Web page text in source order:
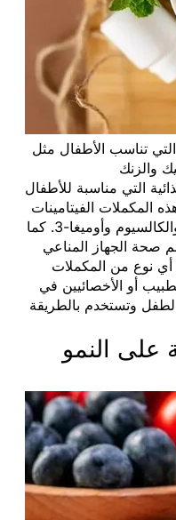
التي تناسب الأطفال مثل
والزنك
التي مناسبة للأطفال
المكملات الفيتامينات
والمعادن مثل فيتامين D والحديد والكالسيوم وأوميغا-3. كما
صحة الجهاز المناعي
أي نوع من المكملات
أو الأخصائيين في
الطفل وتستخدم بالطريقة
على النمو